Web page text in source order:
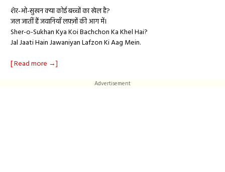
शेर-ओ-सुखन क्या कोई बच्चों का खेल है?
जल जातीं हैं जवानियाँ लफ़्ज़ों की आग में।
Sher-o-Sukhan Kya Koi Bachchon Ka Khel Hai?
Jal Jaati Hain Jawaniyan Lafzon Ki Aag Mein.
[ Read more →]
Advertisement